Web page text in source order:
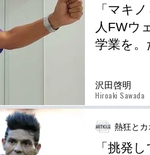
「マキ
人FWウ
学業を。
沢田啓明
Hiroaki Sawada
熱狂と
「挑発